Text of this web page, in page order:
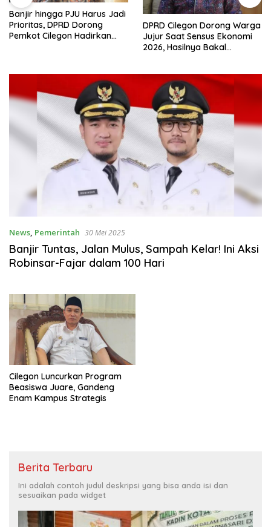
Banjir hingga PJU Harus Jadi
Prioritas, DPRD Dorong
Pemkot Cilegon Hadirkan
DPRD Cilegon Dorong Warga
Jujur Saat Sensus Ekonomi
2026, Hasilnya Bakal
News Pemerintah 30 Mei 2025
Banjir Tuntas, Jalan Mulus, Sampah Kelar! Ini Aksi
Robinsar-Fajar dalam 100 Hari
Cilegon Luncurkan Program
Beasiswa Juare, Gandeng
Enam Kampus Strategis
Berita Terbaru
Ini adalah contoh judul deskripsi yang bisa anda isi dan
sesuaikan pada widget